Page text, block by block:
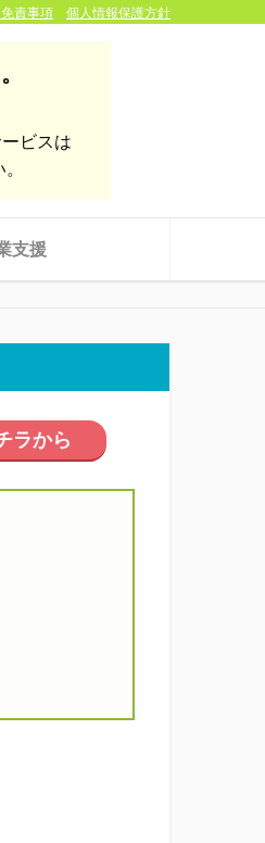
責事項 個人情報保護方針
ビスは
支援
ラから